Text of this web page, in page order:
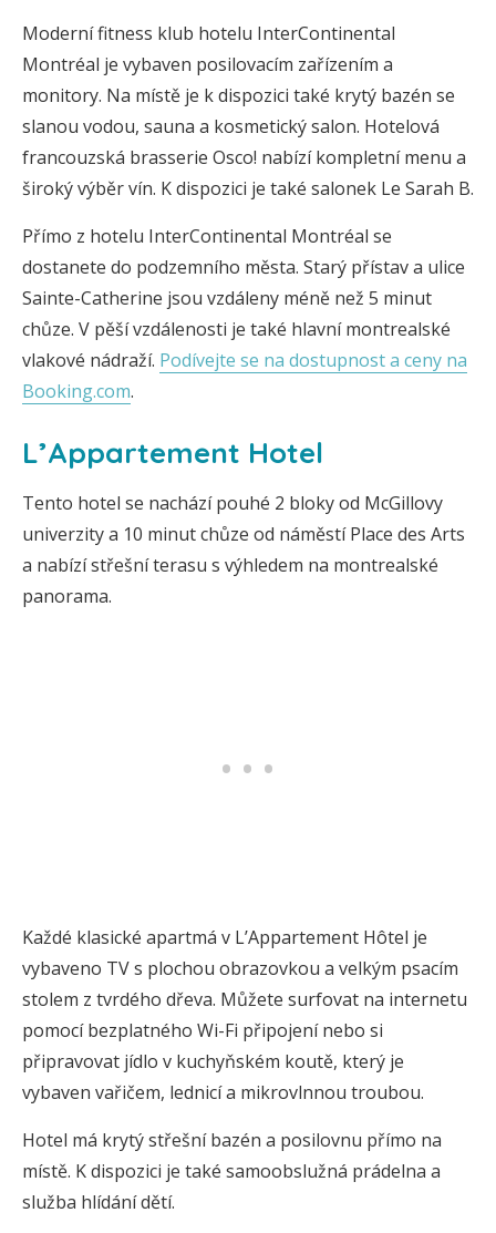
Moderní fitness klub hotelu InterContinental
Montréal je vybaven posilovacím zařízením a
monitory. Na místě je k dispozici také krytý bazén se
slanou vodou, sauna a kosmetický salon. Hotelová
francouzská brasserie Osco! nabízí kompletní menu a
široký výběr vín. K dispozici je také salonek Le Sarah B.
Přímo z hotelu InterContinental Montréal se
dostanete do podzemního města. Starý přístav a ulice
Sainte-Catherine jsou vzdáleny méně než 5 minut
chůze. V pěší vzdálenosti je také hlavní montrealské
vlakové nádraží. Podívejte se na dostupnost a ceny na
Booking.com.
L’Appartement Hotel
Tento hotel se nachází pouhé 2 bloky od McGillovy
univerzity a 10 minut chůze od náměstí Place des Arts
a nabízí střešní terasu s výhledem na montrealské
panorama.
Každé klasické apartmá v L’Appartement Hôtel je
vybaveno TV s plochou obrazovkou a velkým psacím
stolem z tvrdého dřeva. Můžete surfovat na internetu
pomocí bezplatného Wi-Fi připojení nebo si
připravovat jídlo v kuchyňském koutě, který je
vybaven vařičem, lednicí a mikrovlnnou troubou.
Hotel má krytý střešní bazén a posilovnu přímo na
místě. K dispozici je také samoobslužná prádelna a
služba hlídání dětí.